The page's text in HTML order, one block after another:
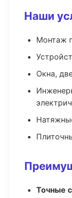
Наши
Монтаж
Окна,
Точные